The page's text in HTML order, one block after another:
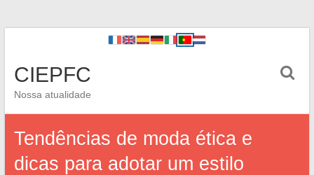
CIEPFC
Nossa atualidade
Tendências de moda ética e
dicas para adotar um estilo